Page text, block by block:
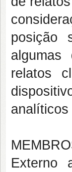
posição
algumas
relatos
Externo